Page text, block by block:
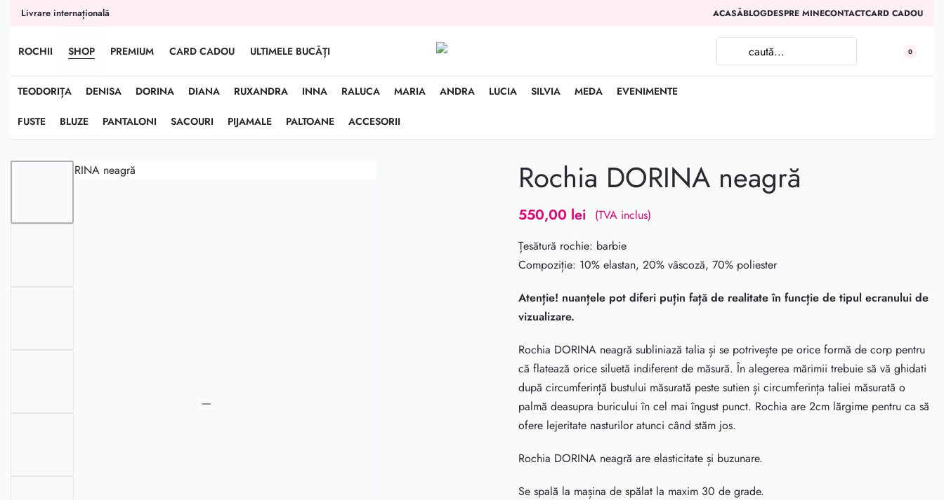
conținutLivrare internațională ACASĂBLOGDESPRE MINECONTACTCARD CADOU
ROCHII SHOP PREMIUM CARD CADOU ULTIMELE BUCĂȚI 0
TEODORIȚA DENISA DORINA DIANA RUXANDRA INNA RALUCA MARIA ANDRA LUCIA SILVIA MEDA EVENIMENTE
FUSTE BLUZE PANTALONI SACOURI PIJAMALE PALTOANE ACCESORII
Rochia DORINA neagră
550,00 lei
(TVA inclus)
Țesătură rochie: barbie
Compoziție: 10% elastan, 20% vâscoză, 70% poliester
Atenție! nuanțele pot diferi puțin față de realitate în funcție de tipul ecranului de
vizualizare.
Rochia DORINA neagră subliniază talia și se potrivește pe orice formă de corp pentru
că flatează orice siluetă indiferent de măsură. În alegerea mărimii trebuie să vă ghidati
după circumferință bustului măsurată peste sutien și circumferința taliei măsurată o
palmă deasupra buricului în cel mai îngust punct. Rochia are 2cm lărgime pentru ca să
ofere lejeritate nasturilor atunci când stăm jos.
Rochia DORINA neagră are elasticitate și buzunare.
Se spală la mașina de spălat la maxim 30 de grade.